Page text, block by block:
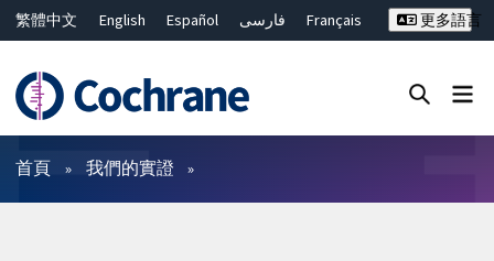
繁體中文 English Español فارسی
Français
ไทย
简体中文
更多語言
篩選條件
首頁 我們的實證